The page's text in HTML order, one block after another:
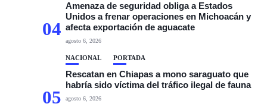
04
Amenaza de seguridad obliga a Estados
Unidos a frenar operaciones en Michoacán y
afecta exportación de aguacate
agosto 6, 2026
05
NACIONAL PORTADA
Rescatan en Chiapas a mono saraguato que
habría sido víctima del tráfico ilegal de fauna
agosto 6, 2026